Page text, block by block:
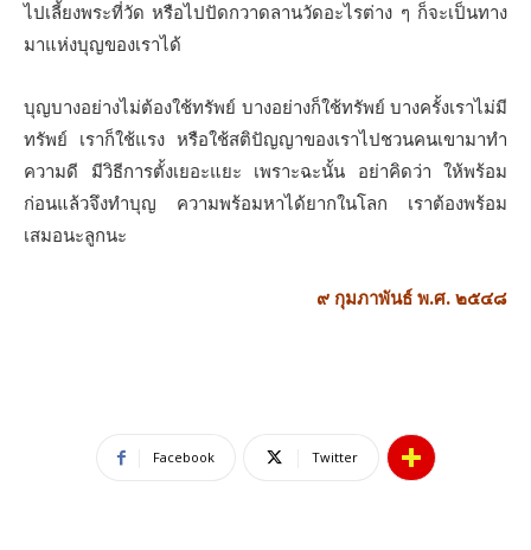
ไปเลี้ยงพระที่วัด หรือไปปัดกวาดลานวัดอะไรต่าง ๆ ก็จะเป็นทาง
มาแห่งบุญของเราได้
บุญบางอย่างไม่ต้องใช้ทรัพย์ บางอย่างก็ใช้ทรัพย์ บางครั้งเราไม่มี
ทรัพย์ เราก็ใช้แรง หรือใช้สติปัญญาของเราไปชวนคนเขามาทํา
ความดี มีวิธีการตั้งเยอะแยะ เพราะฉะนั้น อย่าคิดว่า ให้พร้อม
ก่อนแล้วจึงทําบุญ ความพร้อมหาได้ยากในโลก เราต้องพร้อม
เสมอนะลูกนะ
๙ กุมภาพันธ์ พ.ศ. ๒๕๔๘
Facebook Twitter